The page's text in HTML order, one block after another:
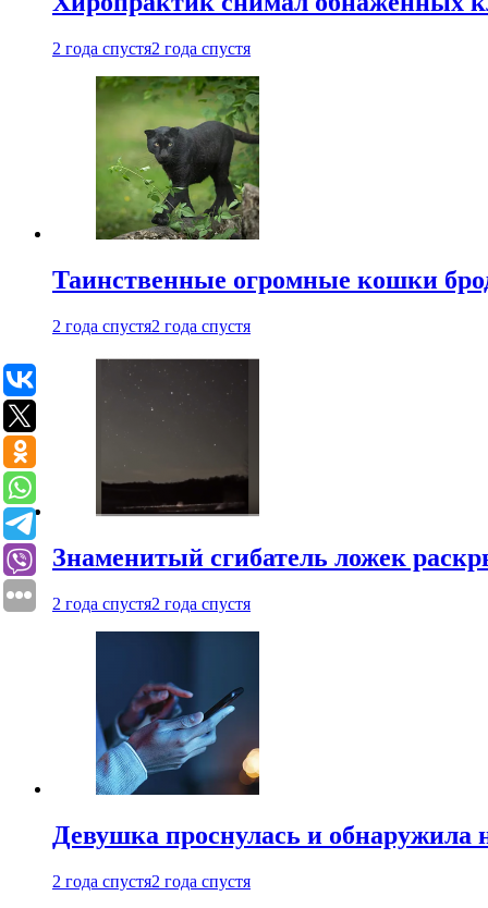
2 года спустя2 года спустя
Таинственные огромные кошки
2 года спустя2 года спустя
Знаменитый сгибатель ложек
2 года спустя2 года спустя
Девушка проснулась и обнаружила
2 года спустя2 года спустя